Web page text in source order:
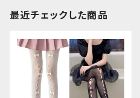
最近チェックした商品